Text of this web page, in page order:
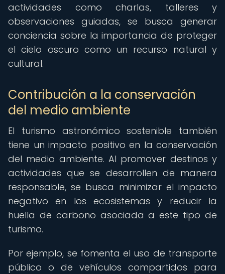
actividades como charlas, talleres y
observaciones guiadas, se busca generar
conciencia sobre la importancia de proteger
el cielo oscuro como un recurso natural y
cultural.
Contribución a la conservación
del medio ambiente
El turismo astronómico sostenible también
tiene un impacto positivo en la conservación
del medio ambiente. Al promover destinos y
actividades que se desarrollen de manera
responsable, se busca minimizar el impacto
negativo en los ecosistemas y reducir la
huella de carbono asociada a este tipo de
turismo.
Por ejemplo, se fomenta el uso de transporte
público o de vehículos compartidos para